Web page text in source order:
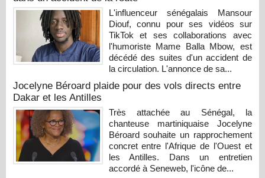
L'influenceur sénégalais Mansour
Diouf, connu pour ses vidéos sur
TikTok et ses collaborations avec
l'humoriste Mame Balla Mbow, est
décédé des suites d'un accident de
la circulation. L'annonce de sa...
Jocelyne Béroard plaide pour des vols directs entre
Dakar et les Antilles
Très attachée au Sénégal, la
chanteuse martiniquaise Jocelyne
Béroard souhaite un rapprochement
concret entre l'Afrique de l'Ouest et
les Antilles. Dans un entretien
accordé à Seneweb, l'icône de...